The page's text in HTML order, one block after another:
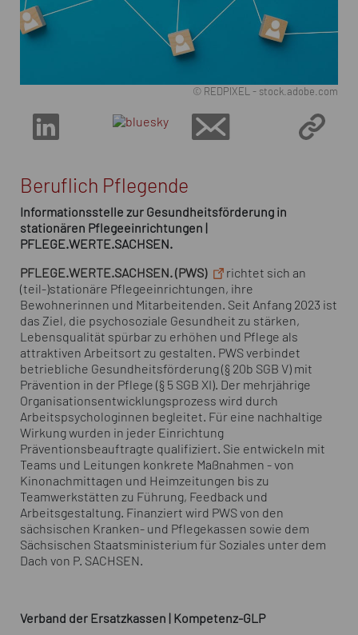
© REDPIXEL - stock.adobe.com
Beruflich Pflegende
Informationsstelle zur Gesundheitsförderung in
stationären Pflegeeinrichtungen |
PFLEGE.WERTE.SACHSEN.
PFLEGE.WERTE.SACHSEN. (PWS)
richtet sich an
(teil-)stationäre Pflegeeinrichtungen, ihre
Bewohnerinnen und Mitarbeitenden. Seit Anfang 2023 ist
das Ziel, die psychosoziale Gesundheit zu stärken,
Lebensqualität spürbar zu erhöhen und Pflege als
attraktiven Arbeitsort zu gestalten. PWS verbindet
betriebliche Gesundheitsförderung (§ 20b SGB V) mit
Prävention in der Pflege (§ 5 SGB XI). Der mehrjährige
Organisationsentwicklungsprozess wird durch
Arbeitspsychologinnen begleitet. Für eine nachhaltige
Wirkung wurden in jeder Einrichtung
Präventionsbeauftragte qualifiziert. Sie entwickeln mit
Teams und Leitungen konkrete Maßnahmen - von
Kinonachmittagen und Heimzeitungen bis zu
Teamwerkstätten zu Führung, Feedback und
Arbeitsgestaltung. Finanziert wird PWS von den
sächsischen Kranken- und Pflegekassen sowie dem
Sächsischen Staatsministerium für Soziales unter dem
Dach von P. SACHSEN.
Verband der Ersatzkassen | Kompetenz-GLP